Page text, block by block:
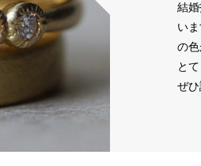
結
い
の
と
ぜひ